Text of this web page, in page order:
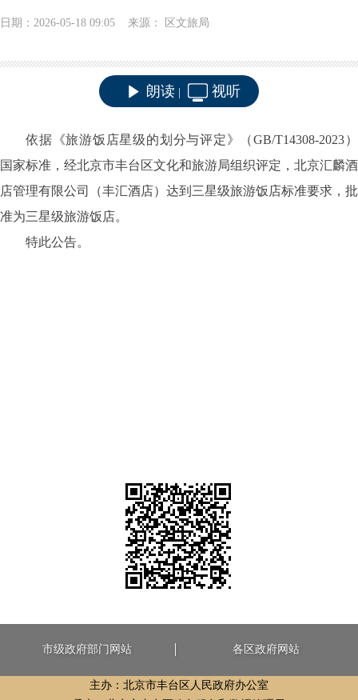
日期：2026-05-18 09:05 来源： 区文旅局
朗读 视听
依据《旅游饭店星级的划分与评定》（GB/T14308-2023）
国家标准，经北京市丰台区文化和旅游局组织评定，北京汇麟酒
店管理有限公司（丰汇酒店）达到三星级旅游饭店标准要求，批
准为三星级旅游饭店。
特此公告。
市级政府部门网站 各区政府网站
主办：北京市丰台区人民政府办公室